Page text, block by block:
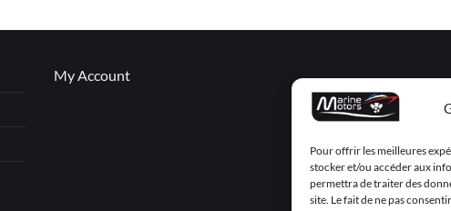
Pour offrir les meilleures
stocker et/ou accéder aux
permettra de traiter des
site. Le fait de ne pas
My Account